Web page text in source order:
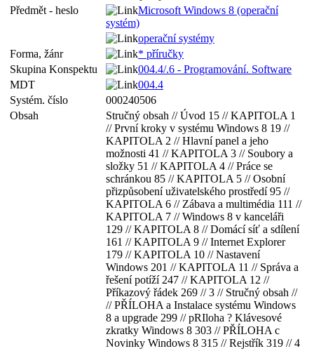
Předmět - heslo
Microsoft Windows 8 (operační
systém)
operační systémy
Forma, žánr
* příručky
Skupina Konspektu
004.4/.6 - Programování. Software
MDT
004.4
Systém. číslo
000240506
Obsah
Stručný obsah // Úvod 15 // KAPITOLA 1
// První kroky v systému Windows 8 19 //
KAPITOLA 2 // Hlavní panel a jeho
možnosti 41 // KAPITOLA 3 // Soubory a
složky 51 // KAPITOLA 4 // Práce se
schránkou 85 // KAPITOLA 5 // Osobní
přizpůsobení uživatelského prostředí 95 //
KAPITOLA 6 // Zábava a multimédia 111 //
KAPITOLA 7 // Windows 8 v kanceláři
129 // KAPITOLA 8 // Domácí síť a sdílení
161 // KAPITOLA 9 // Internet Explorer
179 // KAPITOLA 10 // Nastavení
Windows 201 // KAPITOLA 11 // Správa a
řešení potíží 247 // KAPITOLA 12 //
Příkazový řádek 269 // 3 // Stručný obsah //
// PŘÍLOHA a Instalace systému Windows
8 a upgrade 299 // pRIloha ? Klávesové
zkratky Windows 8 303 // PŘÍLOHA c
Novinky Windows 8 315 // Rejstřík 319 // 4